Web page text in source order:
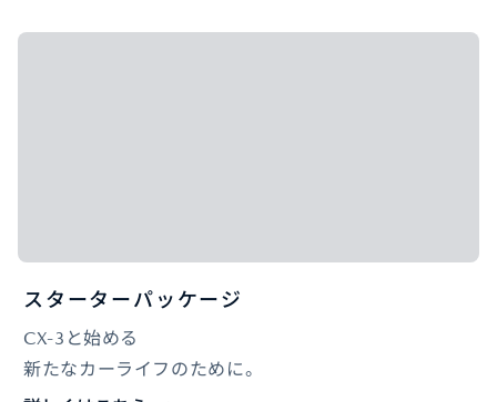
スターターパッケージ
CX-3と始める
新たなカーライフのために。